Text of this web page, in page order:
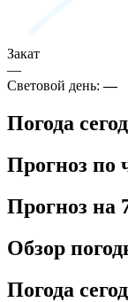
Закат
—
Световой день:—
Погода
Прогноз по
Прогноз на
Обзор
Погода